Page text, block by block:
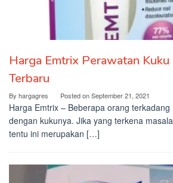
Harga Emtrix Perawatan Kuku
Terbaru
By hargagres Posted onSeptember 21, 2021
Harga Emtrix – Beberapa orang
dengan kukunya. Jika yang terkena
tentu ini merupakan […]